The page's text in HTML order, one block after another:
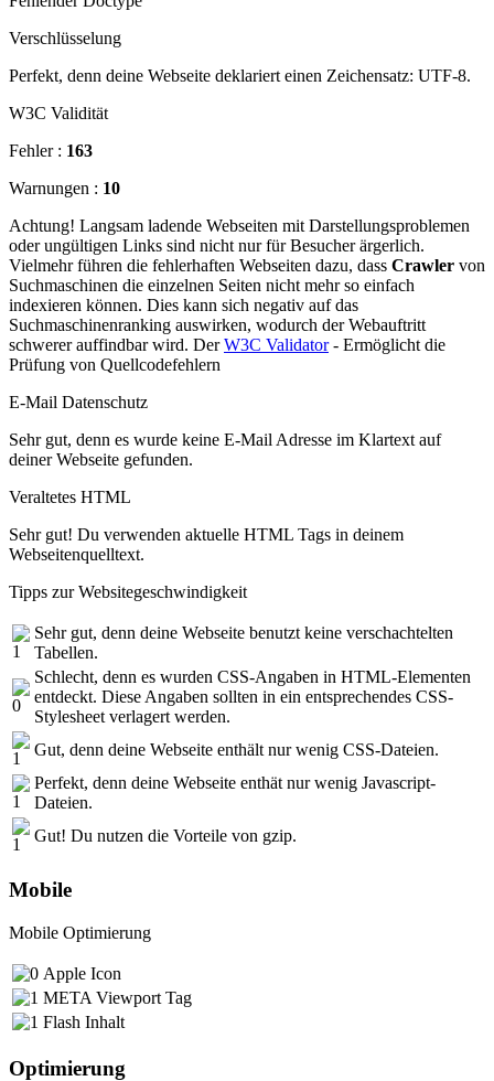
Verschlüsselung
Perfekt, denn deine Webseite deklariert einen Zeichensatz: UTF-8.
W3C Validität
Fehler : 163
Warnungen : 10
Achtung! Langsam ladende Webseiten mit Darstellungsproblemen
oder ungültigen Links sind nicht nur für Besucher ärgerlich.
Vielmehr führen die fehlerhaften Webseiten dazu, dass Crawler von
Suchmaschinen die einzelnen Seiten nicht mehr so einfach
indexieren können. Dies kann sich negativ auf das
Suchmaschinenranking auswirken, wodurch der Webauftritt
schwerer auffindbar wird. DerW3C Validator- Ermöglicht die
Prüfung von Quellcodefehlern
E-Mail Datenschutz
Sehr gut, denn es wurde keine E-Mail Adresse im Klartext auf
deiner Webseite gefunden.
Veraltetes HTML
Sehr gut! Du verwenden aktuelle HTML Tags in deinem
Webseitenquelltext.
Tipps zur Websitegeschwindigkeit
Sehr gut, denn deine Webseite benutzt keine verschachtelten
Tabellen.
Schlecht, denn es wurden CSS-Angaben in HTML-Elementen
entdeckt. Diese Angaben sollten in ein entsprechendes CSS-
Stylesheet verlagert werden.
Gut, denn deine Webseite enthält nur wenig CSS-Dateien.
Perfekt, denn deine Webseite enthät nur wenig Javascript-
Dateien.
Gut! Du nutzen die Vorteile von gzip.
Mobile
Mobile Optimierung
Apple Icon
META Viewport Tag
Flash Inhalt
Optimierung